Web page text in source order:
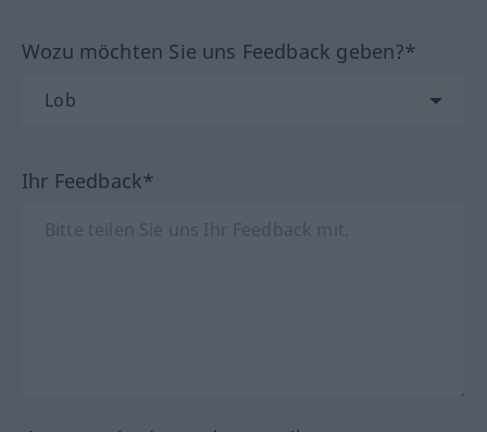
Wozu möchten Sie uns Feedback geben?*
Ihr Feedback*